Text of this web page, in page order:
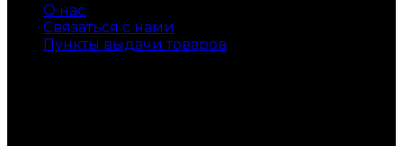
О нас
Связаться с нами
Пункты выдачи товаров